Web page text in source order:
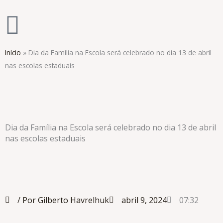
para
Início » Dia da Família na Escola será celebrado no dia 13 de abril
nas escolas estaduais
Dia da Família na Escola será celebrado no dia 13 de abril
nas escolas estaduais
/ Por Gilberto Havrelhuk abril 9, 2024 07:32